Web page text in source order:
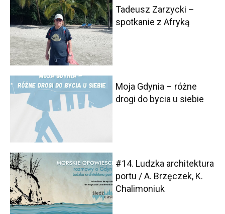
Tadeusz Zarzycki –
spotkanie z Afryką
Moja Gdynia – różne
drogi do bycia u siebie
#14. Ludzka architektura
portu / A. Brzęczek, K.
Chalimoniuk